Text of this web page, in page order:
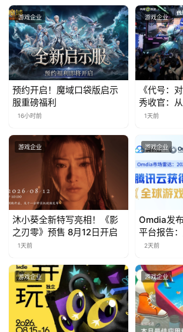
月
3
0
日
游
茶
对
上
海
站
中
文
游戏企业
预约开启！魔域口袋版启示
服重磅福利
16小时前
游戏企业
《代号：
秀收官：
家的真实期
1天前
游戏企业
沐小葵全新特写亮相！《影
之刃零》预售 8月12日开启
1天前
游戏企业
Omdia发
平台报告
入选“领导
2天前
游戏企业 游戏企业